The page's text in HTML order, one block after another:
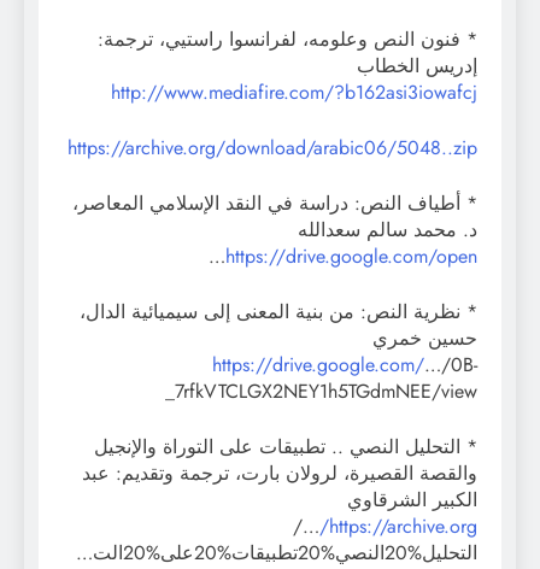
* فنون النص وعلومه، لفرانسوا راستيي، ترجمة:
إدريس الخطاب
http://www.mediafire.com/?b162asi3iowafcj
https://archive.org/download/arabic06/5048..zip
* أطياف النص: دراسة في النقد الإسلامي المعاصر،
د. محمد سالم سعدالله
https://drive.google.com/open
…
* نظرية النص: من بنية المعنى إلى سيميائية الدال،
حسين خمري
https://drive.google.com/…/0B-
_7rfkVTCLGX2NEY1h5TGdmNEE/view
* التحليل النصي .. تطبيقات على التوراة والإنجيل
والقصة القصيرة، لرولان بارت، ترجمة وتقديم: عبد
الكبير الشرقاوي
https://archive.org/
…/
التحليل%20النصي%20تطبيقات%20على%20الت…